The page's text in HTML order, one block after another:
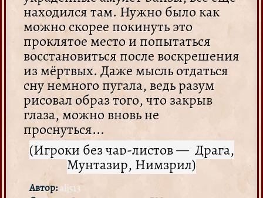
находился там. Нужно было как
можно скорее покинуть это
проклятое место и попытаться
восстановиться после воскрешения
из мёртвых. Даже мысль отдаться
сну немного пугала, ведь разум
рисовал образ того, что закрыв
глаза, можно вновь не
проснуться...
(Игроки без чар-листов — Драга,
Мунтазир, Нимзрил)
Автор:alj513